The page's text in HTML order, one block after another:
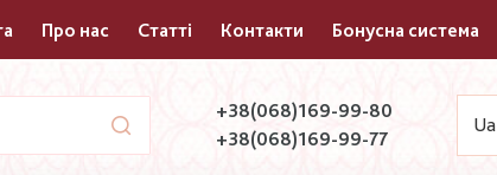
Про нас Статті Контакти Бонусна система
+38(068)169-99-80
+38(068)169-99-77
Ua